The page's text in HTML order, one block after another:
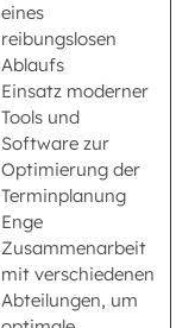
eines
reibungslosen
Ablaufs
Einsatz moderner
Tools und
Software zur
Optimierung der
Terminplanung
Enge
Zusammenarbeit
mit verschiedenen
Abteilungen, um